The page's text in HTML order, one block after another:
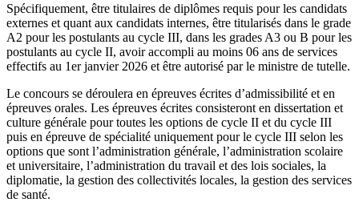
Spécifiquement, être titulaires de diplômes requis pour les candidats
externes et quant aux candidats internes, être titularisés dans le grade
A2 pour les postulants au cycle III, dans les grades A3 ou B pour les
postulants au cycle II, avoir accompli au moins 06 ans de services
effectifs au 1er janvier 2026 et être autorisé par le ministre de tutelle.
Le concours se déroulera en épreuves écrites d’admissibilité et en
épreuves orales. Les épreuves écrites consisteront en dissertation et
culture générale pour toutes les options de cycle II et du cycle III
puis en épreuve de spécialité uniquement pour le cycle III selon les
options que sont l’administration générale, l’administration scolaire
et universitaire, l’administration du travail et des lois sociales, la
diplomatie, la gestion des collectivités locales, la gestion des services
de santé.